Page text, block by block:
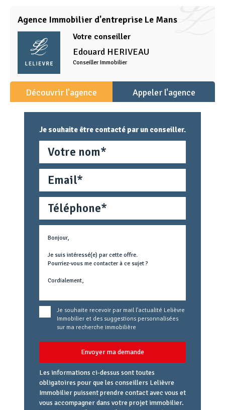
Agence Immobilier d'entreprise Le Mans
Votre conseiller
Edouard HERIVEAU
Conseiller Immobilier
Découvrir l'agence Appeler l'agence
Je souhaite être contacté par un conseiller.
Téléphone
Métier
concerné
Je souhaite recevoir par mail l'actualité Lelièvre
Immobilier et des suggestions personnalisées
sur ma recherche immobilière
Envoyer ma demande
Les informations ci-dessus sont toutes
obligatoires pour que les conseillers Lelièvre
Immobilier puissent prendre contact avec vous et
vous accompagner dans votre projet immobilier.